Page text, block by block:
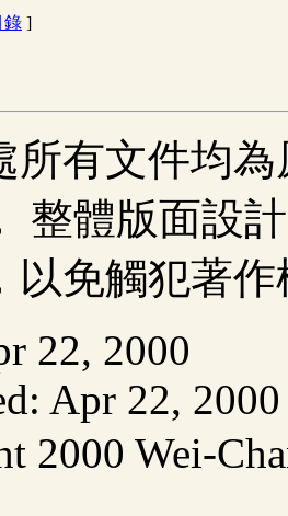
錄 ]
所有文件均
整體版面設
以免觸犯著作
22, 2000
Apr 22, 2000
2000 Wei-